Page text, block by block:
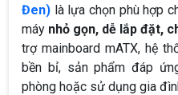
Đen) là lựa chọn phù hợp
máy nhỏ gọn, dễ lắp đặt,
trợ mainboard mATX, hệ
bền bỉ, sản phẩm đáp
phòng hoặc sử dụng gia